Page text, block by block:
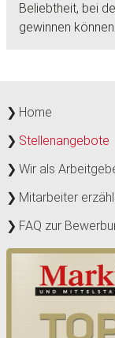
Beliebtheit, bei
gewinnen können.
Home
Stellenangebote
Wir als
Mitarbeiter
FAQ zur